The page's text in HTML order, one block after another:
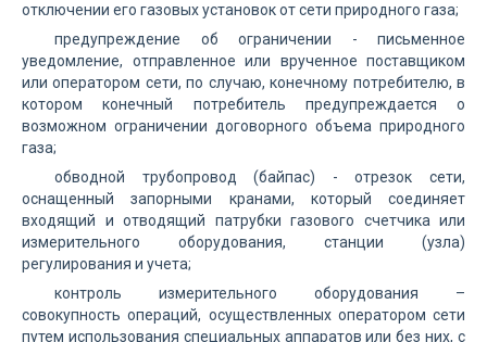
отключении его газовых установок от сети природного газа;
предупреждение об ограничении - письменное
уведомление, отправленное или врученное постав­щиком
или оператором сети, по случаю, конечному потребителю, в
котором конечный потребитель предупреж­дается о
возможном ограничении договорного объема природного
газа;
обводной трубопровод (байпас) - отрезок сети,
оснащенный запорными кранами, который соединяет
входящий и отводящий патрубки газового счетчика или
измерительного оборудования, станции (узла)
регулирования и учета;
контроль измерительного оборудования –
совокупность операций, осуществленных оператором сети
путем использования специальных аппаратов или без них, с